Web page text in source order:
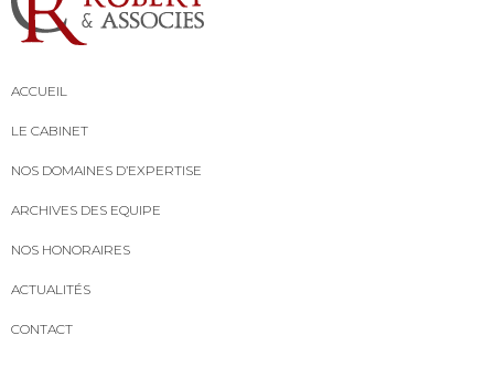
ACCUEIL
LE CABINET
NOS DOMAINES D’EXPERTISE
ARCHIVES DES EQUIPE
NOS HONORAIRES
ACTUALITÉS
CONTACT